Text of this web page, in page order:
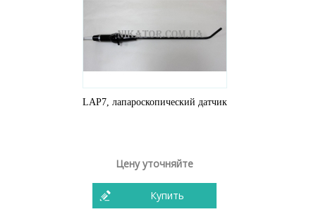
LAP7, лапароскопический датчик
Цену уточняйте
Купить